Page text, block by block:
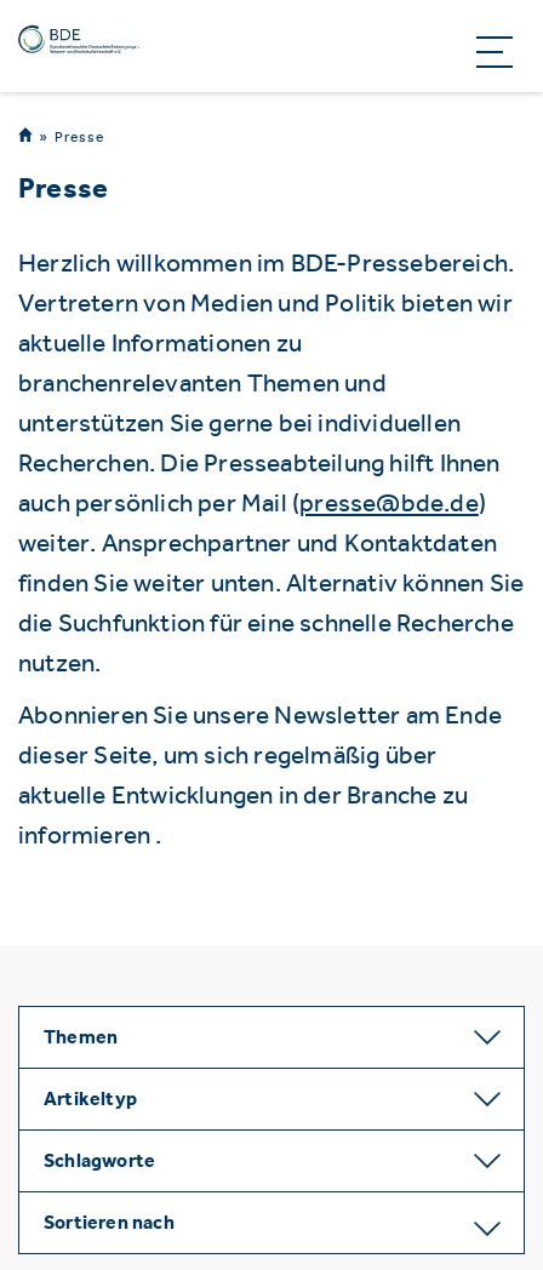
Presse
Presse
Herzlich willkommen im BDE-Pressebereich.
Vertretern von Medien und Politik bieten wir
aktuelle Informationen zu
branchenrelevanten Themen und
unterstützen Sie gerne bei individuellen
Recherchen. Die Presseabteilung hilft Ihnen
auch persönlich per Mail (presse@bde.de)
weiter. Ansprechpartner und Kontaktdaten
finden Sie weiter unten. Alternativ können Sie
die Suchfunktion für eine schnelle Recherche
nutzen.
Abonnieren Sie unsere Newsletter am Ende
dieser Seite, um sich regelmäßig über
aktuelle Entwicklungen in der Branche zu
informieren .
Themen
Artikeltyp
Schlagworte
Sortieren nach